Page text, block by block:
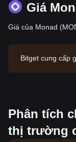
Giá
Giá của Monad
Bitget cung cấp
hật mới nhất:
Phân tích
thị trường